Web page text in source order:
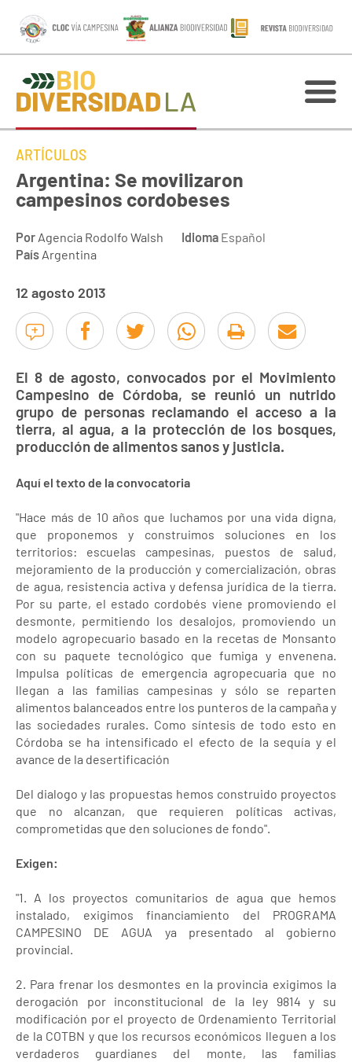
ARTÍCULOS
Argentina: Se movilizaron
campesinos cordobeses
Por Agencia Rodolfo Walsh Idioma Español
País Argentina
12 agosto 2013
El 8 de agosto, convocados por el Movimiento
Campesino de Córdoba, se reunió un nutrido
grupo de personas reclamando el acceso a la
tierra, al agua, a la protección de los bosques,
producción de alimentos sanos y justicia.
Aquí el texto de la convocatoria
"Hace más de 10 años que luchamos por una vida digna,
que proponemos y construimos soluciones en los
territorios: escuelas campesinas, puestos de salud,
mejoramiento de la producción y comercialización, obras
de agua, resistencia activa y defensa jurídica de la tierra.
Por su parte, el estado cordobés viene promoviendo el
desmonte, permitiendo los desalojos, promoviendo un
modelo agropecuario basado en la recetas de Monsanto
con su paquete tecnológico que fumiga y envenena.
Impulsa políticas de emergencia agropecuaria que no
llegan a las familias campesinas y sólo se reparten
alimentos balanceados entre los punteros de la campaña y
las sociedades rurales. Como síntesis de todo esto en
Córdoba se ha intensificado el efecto de la sequía y el
avance de la desertificación
Del dialogo y las propuestas hemos construido proyectos
que no alcanzan, que requieren políticas activas,
comprometidas que den soluciones de fondo".
Exigen:
"1. A los proyectos comunitarios de agua que hemos
instalado, exigimos financiamiento del PROGRAMA
CAMPESINO DE AGUA ya presentado al gobierno
provincial.
2. Para frenar los desmontes en la provincia exigimos la
derogación por inconstitucional de la ley 9814 y su
modificación por el proyecto de Ordenamiento Territorial
de la COTBN y que los recursos económicos lleguen a los
verdaderos guardianes del monte, las familias